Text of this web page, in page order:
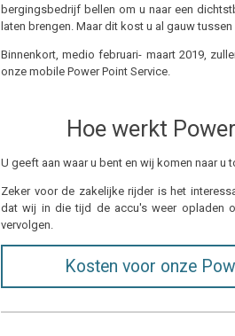
bergingsbedrijf bellen om u naar een
laten brengen. Maar dit kost u al gauw
Binnenkort, medio februari- maart 2019,
onze mobile Power Point Service.
Hoe werkt
U geeft aan waar u bent en wij komen naar u
Zeker voor de zakelijke rijder is het
dat wij in die tijd de accu's weer opladen
vervolgen.
Kosten voor onze